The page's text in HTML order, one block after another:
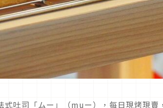
式吐司「ムー」（muー），每日現烤現